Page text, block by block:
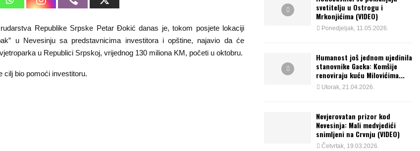
Republike Srpske Petar Đokić danas je, tokom posjete lokaciji
u Nevesinju sa predstavnicima investitora i opštine, najavio da će
u Republici Srpskoj, vrijednog 130 miliona KM, početi u oktobru.
cilj bio pomoći investitoru.
svetitelju u Ostrogu i
Mrkonjićima (VIDEO)
Ponedjeljak, 11.05.2026.
Humanost još jednom ujedinila
stanovnike Gacka: Komšije
renoviraju kuću Milovićima...
Utorak, 21.04.2026.
Nevjerovatan prizor kod
Nevesinja: Mali medvjedići
snimljeni na Crvnju (VIDEO)
Četvrtak, 19.03.2026.